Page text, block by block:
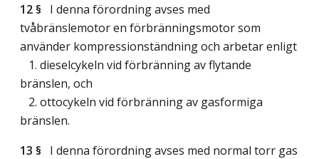
12 § I denna förordning avses med
tvåbränslemotor en förbränningsmotor som
använder kompressionständning och arbetar enligt
1. dieselcykeln vid förbränning av flytande
bränslen, och
2. ottocykeln vid förbränning av gasformiga
bränslen.
13 § I denna förordning avses med normal torr gas